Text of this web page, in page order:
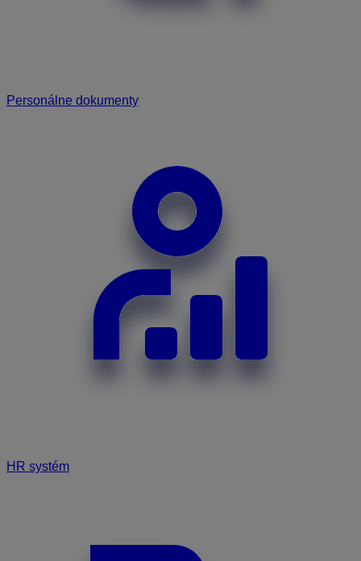
Personálne dokumenty
HR systém